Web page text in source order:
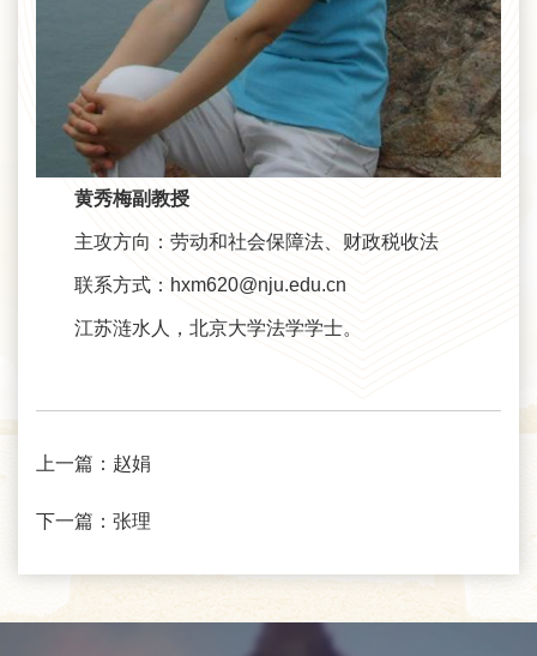
黄秀梅副教授
主攻方向：劳动和社会保障法、财政税收法
联系方式：hxm620@nju.edu.cn
江苏涟水人，北京大学法学学士。
上一篇： 赵娟
下一篇： 张理